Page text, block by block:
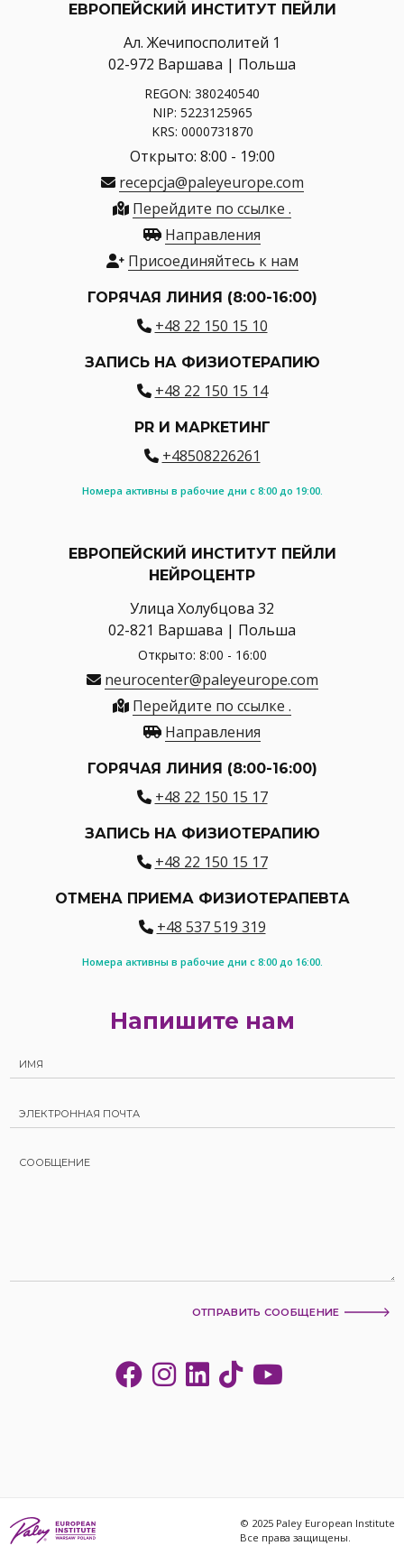
ЕВРОПЕЙСКИЙ ИНСТИТУТ ПЕЙЛИ
Ал. Жечипосполитей 1
02-972 Варшава | Польша
REGON: 380240540
NIP: 5223125965
KRS: 0000731870
Открыто: 8:00 - 19:00
recepcja@paleyeurope.com
Перейдите по ссылке .
Направления
Присоединяйтесь к нам
ГОРЯЧАЯ ЛИНИЯ (8:00-16:00)
+48 22 150 15 10
ЗАПИСЬ НА ФИЗИОТЕРАПИЮ
+48 22 150 15 14
PR И МАРКЕТИНГ
+48508226261
Номера активны в рабочие дни с 8:00 до 19:00.
ЕВРОПЕЙСКИЙ ИНСТИТУТ ПЕЙЛИ
НЕЙРОЦЕНТР
Улица Холубцова 32
02-821 Варшава | Польша
Открыто: 8:00 - 16:00
neurocenter@paleyeurope.com
Перейдите по ссылке .
Направления
ГОРЯЧАЯ ЛИНИЯ (8:00-16:00)
+48 22 150 15 17
ЗАПИСЬ НА ФИЗИОТЕРАПИЮ
+48 22 150 15 17
ОТМЕНА ПРИЕМА ФИЗИОТЕРАПЕВТА
+48 537 519 319
Номера активны в рабочие дни с 8:00 до 16:00.
Напишите нам
ОТПРАВИТЬ СООБЩЕНИЕ
© 2025 Paley European Institute
Все права защищены.